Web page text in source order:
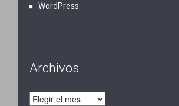
WordPress
Archivos
Archivos